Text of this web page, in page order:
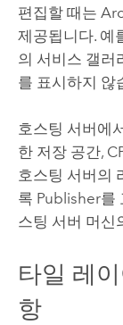
편집할 때는
제공됩니다. 예
의 서비스 갤러
를 표시하지 않
호스팅 서버에
한 저장 공간,
호스팅 서버의
록 Publisher를
스팅 서버 머신
타일 레
항